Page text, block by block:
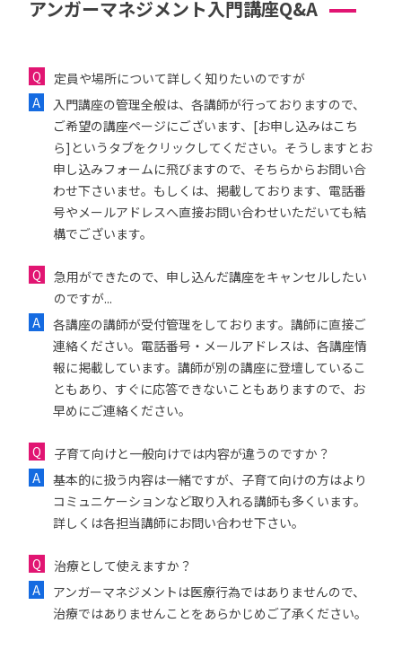
アンガーマネジメント入門講座Q&A
定員や場所について詳しく知りたいのですが
入門講座の管理全般は、各講師が行っておりますので、
ご希望の講座ページにございます、[お申し込みはこち
ら]というタブをクリックしてください。そうしますとお
申し込みフォームに飛びますので、そちらからお問い合
わせ下さいませ。もしくは、掲載しております、電話番
号やメールアドレスへ直接お問い合わせいただいても結
構でございます。
急用ができたので、申し込んだ講座をキャンセルしたい
のですが...
各講座の講師が受付管理をしております。講師に直接ご
連絡ください。電話番号・メールアドレスは、各講座情
報に掲載しています。講師が別の講座に登壇しているこ
ともあり、すぐに応答できないこともありますので、お
早めにご連絡ください。
子育て向けと一般向けでは内容が違うのですか？
基本的に扱う内容は一緒ですが、子育て向けの方はより
コミュニケーションなど取り入れる講師も多くいます。
詳しくは各担当講師にお問い合わせ下さい。
治療として使えますか？
アンガーマネジメントは医療行為ではありませんので、
治療ではありませんことをあらかじめご了承ください。